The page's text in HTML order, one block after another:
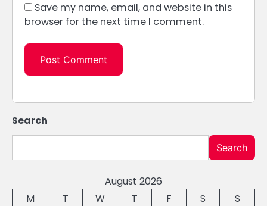
Save my name, email, and website in this
browser for the next time I comment.
Search
Search
August 2026
M
T W T F S
S